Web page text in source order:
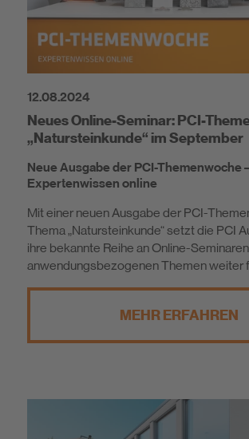
12.08.2024
Neues Online-Seminar: PCI-
„Natursteinkunde“ im September
Neue Ausgabe der PCI-Themenwoche
Expertenwissen online
Mit einer neuen Ausgabe der PCI-
Thema „Natursteinkunde“ setzt die PCI
ihre bekannte Reihe an Online-
anwendungsbezogenen Themen weiter
MEHR ERFAHREN